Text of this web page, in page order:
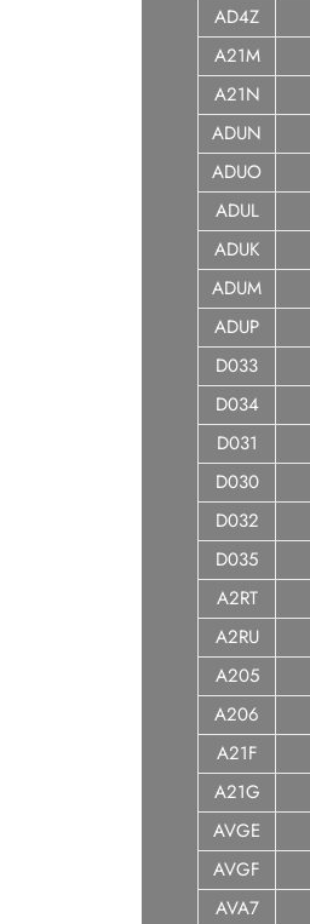
AD4Z
A21M
A21N
ADUN
ADUO
ADUL
ADUK
ADUM
ADUP
D033
D034
D031
D030
D032
D035
A2RT
A2RU
A205
A206
A21F
A21G
AVGE
AVGF
AVA7